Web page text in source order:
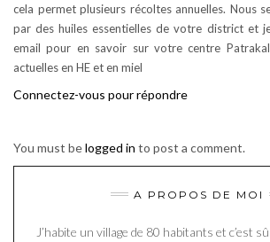
cela permet plusieurs récoltes annuelles. Nous
par des huiles essentielles de votre district et
email pour en savoir sur votre centre
actuelles en HE et en miel
Connectez-vous pour répondre
You must belogged in to post a comment.
A PROPOS DE MOI
J’habite un village de 80 habitants et c’est